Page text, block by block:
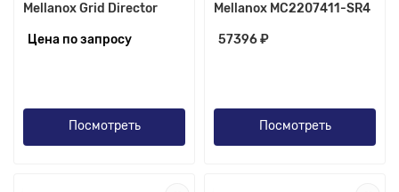
Mellanox Grid Director
Цена по запросу
Посмотреть
Mellanox MC2207411-SR4
57396 ₽
Посмотреть